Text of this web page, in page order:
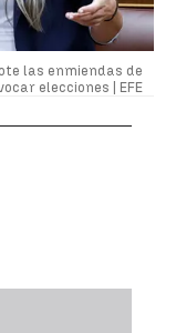
las enmiendas de
elecciones | EFE